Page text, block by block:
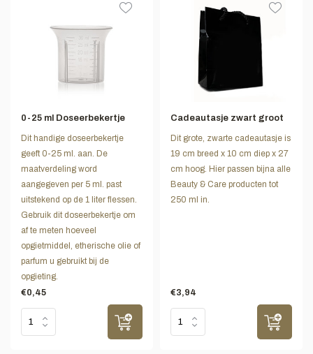
0-25 ml Doseerbekertje
Dit handige doseerbekertje
geeft 0-25 ml. aan. De
maatverdeling word
aangegeven per 5 ml. past
uitstekend op de 1 liter flessen.
Gebruik dit doseerbekertje om
af te meten hoeveel
opgietmiddel, etherische olie of
parfum u gebruikt bij de
opgieting.
€0,45
Cadeautasje zwart groot
Dit grote, zwarte cadeautasje is
19 cm breed x 10 cm diep x 27
cm hoog. Hier passen bijna alle
Beauty & Care producten tot
250 ml in.
€3,94